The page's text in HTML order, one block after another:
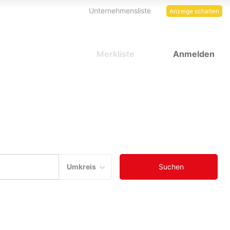
Anzeige schalten
Unternehmensliste
Anmelden
Merkliste
"Standort-Suche"
Umkreis Suchen